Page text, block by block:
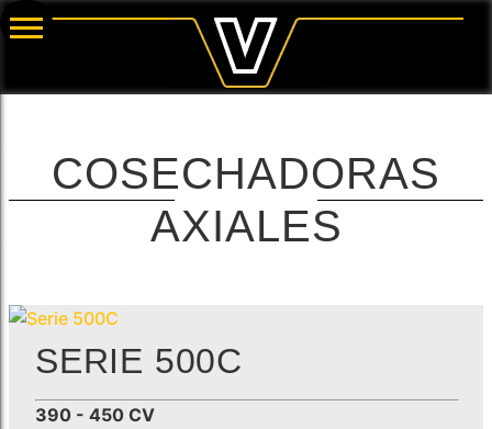
COSECHADORAS
AXIALES
SERIE 500C
390 - 450 CV